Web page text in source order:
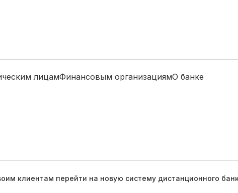
лицамФинансовым организациямО банке
клиентам перейти на новую систему дистанционного